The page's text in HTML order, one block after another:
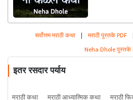
सर्वोत्तम मराठी कथा | मराठी पुस्तके PDF |
Neha Dhole पुस्तके
इतर रसदार पर्याय
मराठी कथा मराठी आध्यात्मिक कथा
मराठी